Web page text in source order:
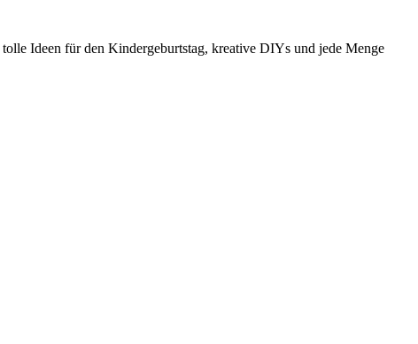
Ideen für den Kindergeburtstag, kreative DIYs und jede Menge